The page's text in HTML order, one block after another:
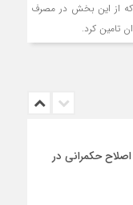
از این بخش در مصرف
تامین کرد.
حکمرانی در